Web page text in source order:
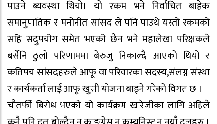
पाउने ब्यवस्था थियो। यो रकम भने निर्वाचित बाहेक
समानुपातिक र मनोनीत सांसद ले पनि पाउथे यस्तो रकमको
सहि सदुपयोग समेत भएको छैन भने महालेखा परिक्षकले
बर्सेनि ठुलो परिणाममा बेरुजु निकाल्दै आएको थियो र
कतिपय सांसदहरुले आफू वा परिवारका सदस्य,संलग्न संस्था
र कार्यकर्ता लाई आफू खुसी योजना बाड्ने गरेको विगत छ ।
चौतर्फी बिरोध भएको यो कार्यक्रम खारेजीका लागि अहिले